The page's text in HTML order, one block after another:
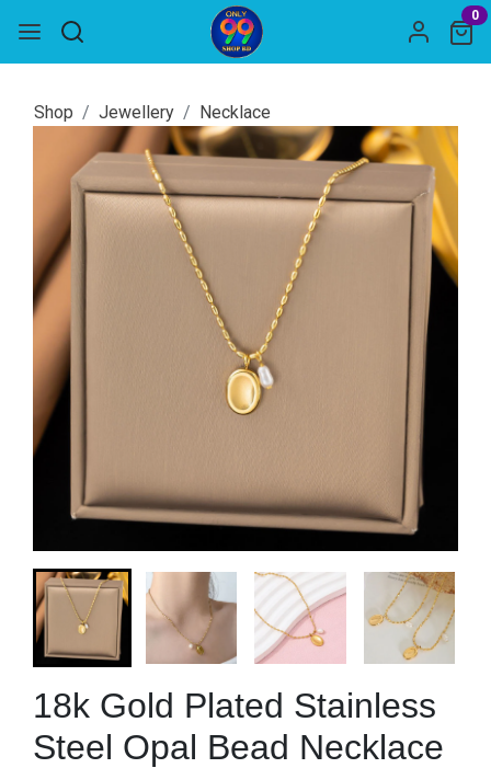
0
Shop Jewellery Necklace
18k Gold Plated Stainless
Steel Opal Bead Necklace